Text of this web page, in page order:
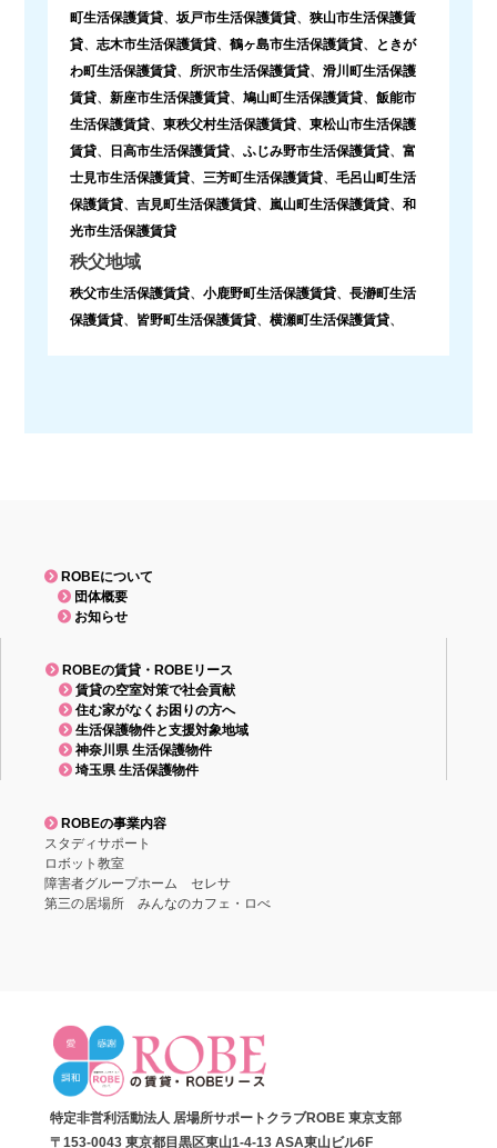
町生活保護賃貸、 坂戸市生活保護賃貸、 狭山市生活保護賃
貸、 志木市生活保護賃貸、 鶴ヶ島市生活保護賃貸、
ときが
わ町生活保護賃貸、 所沢市生活保護賃貸、 滑川町生活保護
賃貸、 新座市生活保護賃貸、 鳩山町生活保護賃貸、 飯能市
生活保護賃貸、 東秩父村生活保護賃貸、 東松山市生活保護
賃貸、 日高市生活保護賃貸、 ふじみ野市生活保護賃貸、 富
士見市生活保護賃貸、 三芳町生活保護賃貸、 毛呂山町生活
保護賃貸、 吉見町生活保護賃貸、 嵐山町生活保護賃貸、 和
光市生活保護賃貸
秩父地域
秩父市生活保護賃貸、 小鹿野町生活保護賃貸、 長瀞町生活
保護賃貸、 皆野町生活保護賃貸、 横瀬町生活保護賃貸、
ROBEについて
団体概要
お知らせ
ROBEの賃貸・ROBEリース
賃貸の空室対策で社会貢献
住む家がなくお困りの方へ
生活保護物件と支援対象地域
神奈川県 生活保護物件
埼玉県 生活保護物件
ROBEの事業内容
スタディサポート
ロボット教室
障害者グループホーム セレサ
第三の居場所 みんなのカフェ・ロべ
特定非営利活動法人 居場所サポートクラブROBE 東京支部
〒153-0043 東京都目黒区東山1-4-13 ASA東山ビル6F